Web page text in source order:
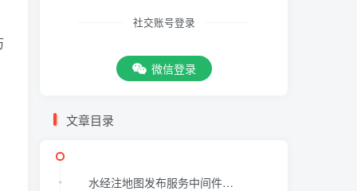
社交账号登录
微信登录
文章目录
水经注地图发布服务中间件发布方式简介